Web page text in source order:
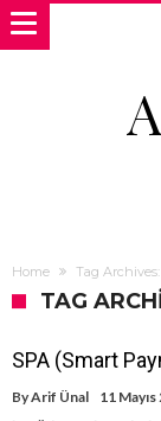
Home Tag
TAG
SPA (Smart
ByArif Ünal
11